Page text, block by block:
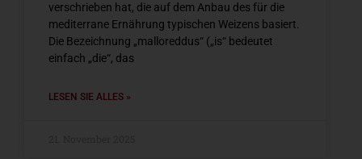
verschrieben hat, die auf dem Anbau des für die
mediterrane Ernährung typischen Weizens basiert.
Die Bezeichnung „malloreddus“ („is“ bedeutet
einfach „die“, das
LESEN SIE ALLES »